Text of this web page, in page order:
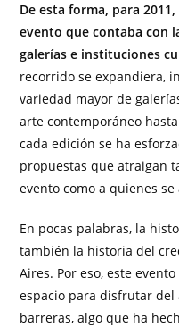
De esta forma, para
evento que contaba con
galerías e instituciones
recorrido se expandiera,
variedad mayor de
arte contemporáneo
cada edición se ha
propuestas que atraigan
evento como a quienes
En pocas palabras, la
también la historia del
Aires. Por eso, este
espacio para disfrutar del
barreras, algo que ha